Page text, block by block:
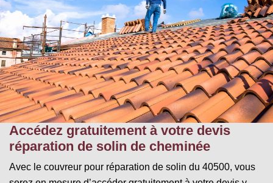
Accédez gratuitement à votre devis
réparation de solin de cheminée
Avec le couvreur pour réparation de solin du 40500, vous